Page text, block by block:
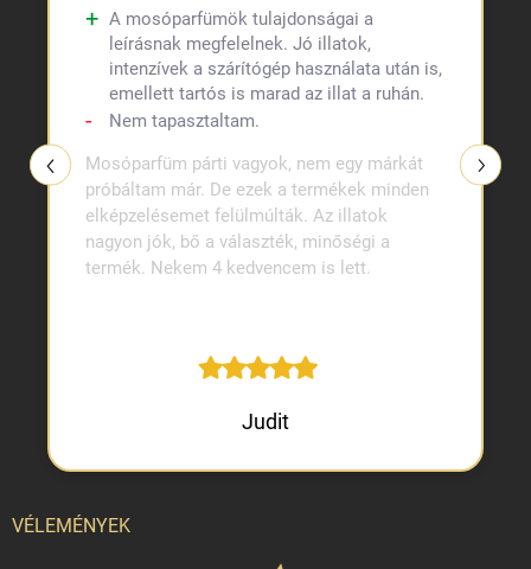
A mosóparfümök tulajdonságai a
leírásnak megfelelnek. Jó illatok,
intenzívek a szárítógép használata után is,
emellett tartós is marad az illat a ruhán.
Nem tapasztaltam.
Mosóparfüm párti vagyok, nem egy márkát
próbáltam már. De ezek a termékek minden
elképzelésemet felülmúlták. Az illatok
nagyon jók, bő a választék, minőségi a
termék. Nekem 4 kedvencem is lett.
Judit
VÉLEMÉNYEK